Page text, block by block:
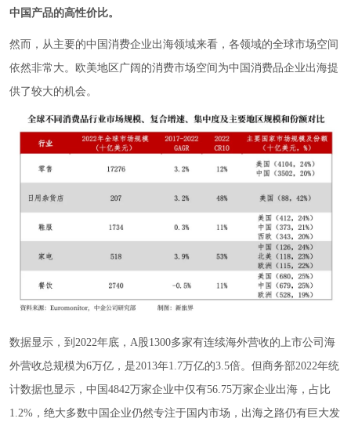
中国产品的高性价比。
然而，从主要的中国消费企业出海领域来看，各领域的全球市场空间
依然非常大。欧美地区广阔的消费市场空间为中国消费品企业出海提
供了较大的机会。
数据显示，到2022年底，A股1300多家有连续海外营收的上市公司海
外营收总规模为6万亿，是2013年1.7万亿的3.5倍。但商务部2022年统
计数据也显示，中国4842万家企业中仅有56.75万家企业出海，占比
1.2%，绝大多数中国企业仍然专注于国内市场，出海之路仍有巨大发